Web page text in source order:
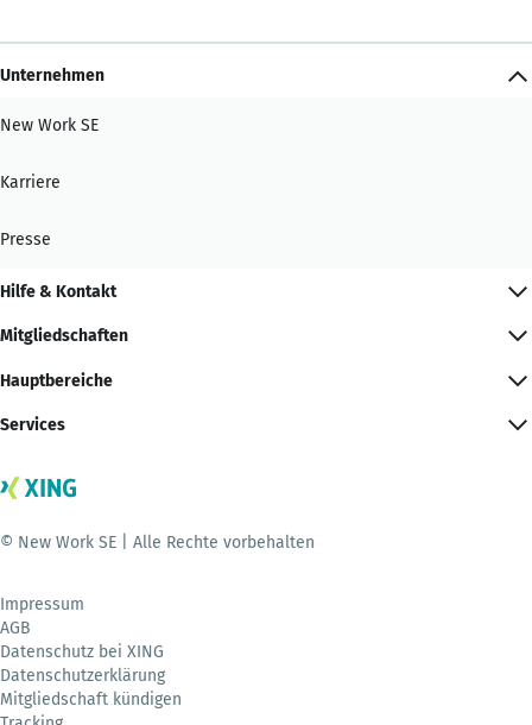
Unternehmen
New Work SE
Karriere
Presse
Hilfe & Kontakt
Mitgliedschaften
Hauptbereiche
Services
© New Work SE | Alle Rechte vorbehalten
Impressum
AGB
Datenschutz bei XING
Datenschutzerklärung
Mitgliedschaft kündigen